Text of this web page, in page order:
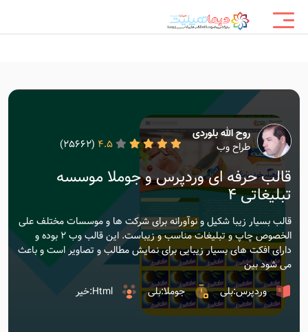
روح الله بلوردی
طراح وب
4.5
(25662)
قالب حرفه ای وردپرس و جوملا موسسه
تبلیغاتی 4
قالب بسیار زیبا شکیل و نوآورانه برای شرکت ها و موسسات مختلف علی
الخصوص چاپ و تبلیغات مناسب و زیباست. این قالب وب 2 بوده و
دارای افکت های بسیار زیبایی برای نمایش مطالب و تصاویر است و باعث
می شود بین
وردپرس:بلی
جوملا:بلی Html:خیر